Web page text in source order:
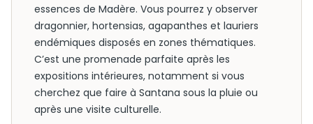
essences de Madère. Vous pourrez y observer
dragonnier, hortensias, agapanthes et lauriers
endémiques disposés en zones thématiques.
C’est une promenade parfaite après les
expositions intérieures, notamment si vous
cherchez que faire à Santana sous la pluie ou
après une visite culturelle.